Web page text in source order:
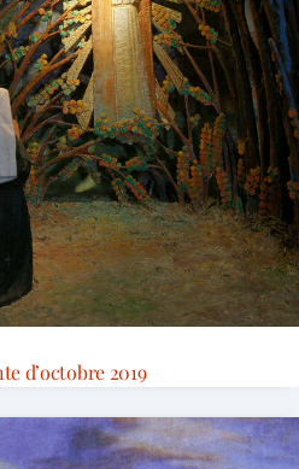
d’octobre 2019